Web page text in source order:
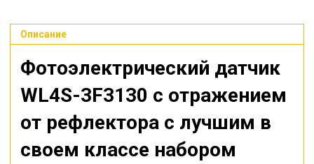
Описание
Фотоэлектрический датчик
WL4S-3F3130 с отражением
от рефлектора с лучшим в
своем классе набором